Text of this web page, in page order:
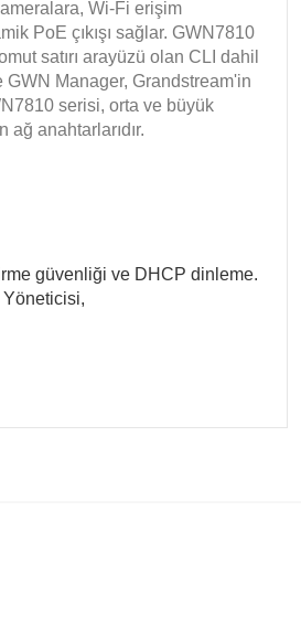
Wi-Fi erişim
PoE çıkışı sağlar. GWN7810
satırı arayüzü olan CLI dahil
Manager, Grandstream'in
serisi, orta ve büyük
anahtarlarıdır.
güvenliği ve DHCP dinleme.